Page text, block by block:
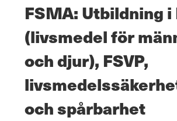
FSMA: Utbildning i
(livsmedel för
och djur), FSVP,
och spårbarhet